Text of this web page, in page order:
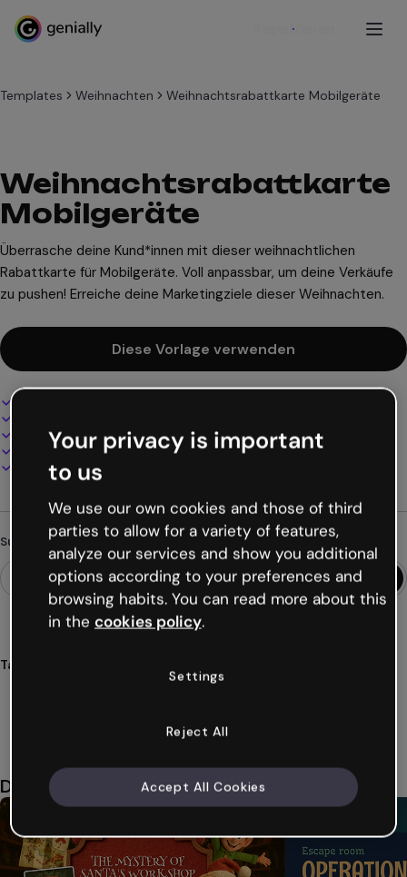
Registrieren
Templates Weihnachten Weihnachtsrabattkarte Mobilgeräte
Weihnachtsrabattkarte
Mobilgeräte
Überrasche deine Kund*innen mit dieser weihnachtlichen
Rabattkarte für Mobilgeräte. Voll anpassbar, um deine Verkäufe
zu pushen! Erreiche deine Marketingziele dieser Weihnachten.
Diese Vorlage verwenden
Audio, Video und Multimedia hinzufügen
Online präsentieren, teilen oder veröffentlichen
Als PDF, MP4 und andere Formate herunterladen
Suchst du etwas anderes?
Tags
weihnachten
Das könnte dir auch gefallen
Your privacy is important
to us
We use our own cookies and those of third
parties to allow for a variety of features,
analyze our services and show you additional
options according to your preferences and
browsing habits. You can read more about this
in the cookies policy.
Settings
Reject All
Accept All Cookies